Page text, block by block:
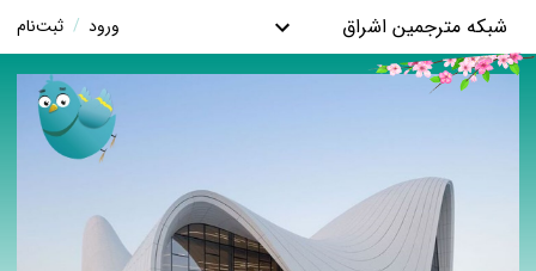
شبکه مترجمین اشراق ورود / ثبت‌نام